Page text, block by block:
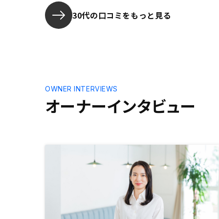
30代の口コミをもっと見る
オーナーインタビュー
OWNER INTERVIEWS